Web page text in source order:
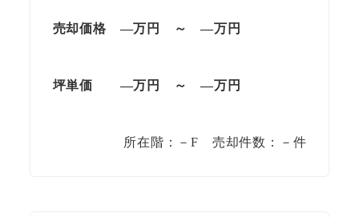
売却価格 —万円 ～ —万円
坪単価 —万円 ～ —万円
所在階：－F 売却件数：－件